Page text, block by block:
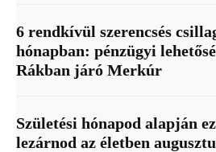
6 rendkívül szerencsés
hónapban: pénzügyi
Rákban járó Merkúr
Születési hónapod alapján
lezárnod az életben